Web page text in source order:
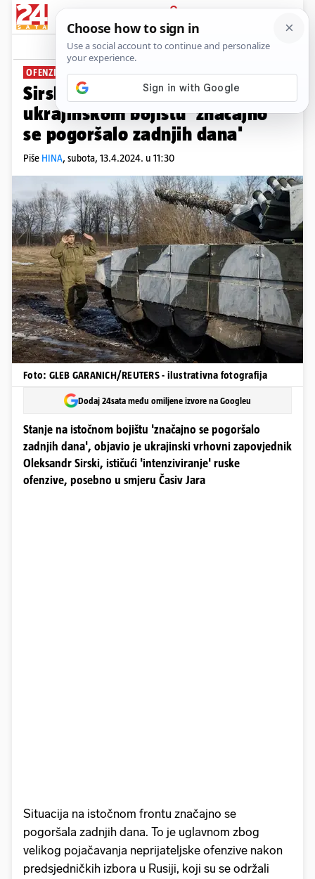
PRIJAVA
News Komentari
OFENZIVA RUSKE VOJSKE
Sirski: Stanje na istočnom
ukrajinskom bojištu 'značajno
se pogoršalo zadnjih dana'
Piše HINA, subota, 13.4.2024. u 11:30
Foto: GLEB GARANICH/REUTERS - ilustrativna fotografija
Dodaj 24sata među omiljene izvore na Googleu
Stanje na istočnom bojištu 'značajno se pogoršalo
zadnjih dana', objavio je ukrajinski vrhovni zapovjednik
Oleksandr Sirski, ističući 'intenziviranje' ruske
ofenzive, posebno u smjeru Časiv Jara
Situacija na istočnom frontu značajno se
pogoršala zadnjih dana. To je uglavnom zbog
velikog pojačavanja neprijateljske ofenzive nakon
predsjedničkih izbora u Rusiji, koji su se održali